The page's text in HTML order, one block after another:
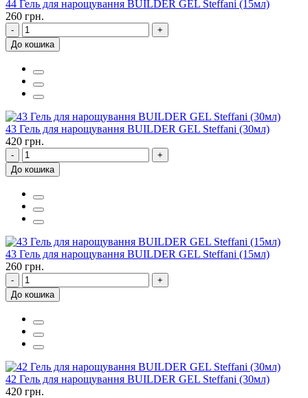
44 Гель для нарощування BUILDER GEL Steffani (15мл)
260 грн.
-
+
До кошика
43 Гель для нарощування BUILDER GEL Steffani (30мл)
420 грн.
-
+
До кошика
43 Гель для нарощування BUILDER GEL Steffani (15мл)
260 грн.
-
+
До кошика
42 Гель для нарощування BUILDER GEL Steffani (30мл)
420 грн.